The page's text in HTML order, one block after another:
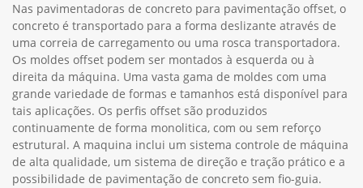
Nas pavimentadoras de concreto para pavimentação offset, o
concreto é transportado para a forma deslizante através de
uma correia de carregamento ou uma rosca transportadora.
Os moldes offset podem ser montados à esquerda ou à
direita da máquina. Uma vasta gama de moldes com uma
grande variedade de formas e tamanhos está disponível para
tais aplicações. Os perfis offset são produzidos
continuamente de forma monolitica, com ou sem reforço
estrutural. A maquina inclui um sistema controle de máquina
de alta qualidade, um sistema de direção e tração prático e a
possibilidade de pavimentação de concreto sem fio-guia.